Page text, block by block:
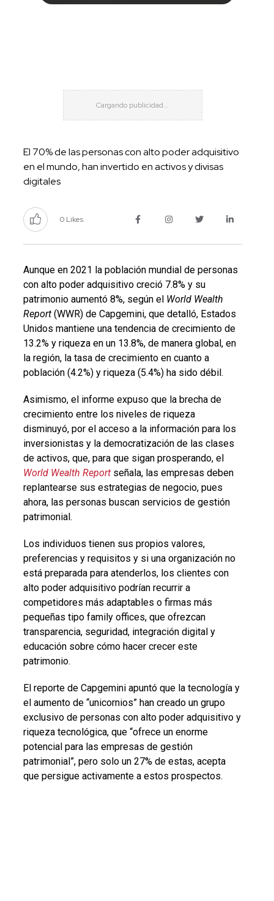
El 70% de las personas con alto poder adquisitivo
en el mundo, han invertido en activos y divisas
digitales
0 Likes
Aunque en 2021 la población mundial de personas
con alto poder adquisitivo creció 7.8% y su
patrimonio aumentó 8%, según el World Wealth
Report(WWR) de Capgemini, que detalló, Estados
Unidos mantiene una tendencia de crecimiento de
13.2% y riqueza en un 13.8%, de manera global, en
la región, la tasa de crecimiento en cuanto a
población (4.2%) y riqueza (5.4%) ha sido débil.
Asimismo, el informe expuso que la brecha de
crecimiento entre los niveles de riqueza
disminuyó, por el acceso a la información para los
inversionistas y la democratización de las clases
de activos, que, para que sigan prosperando, el
World Wealth Reportseñala, las empresas deben
replantearse sus estrategias de negocio, pues
ahora, las personas buscan servicios de gestión
patrimonial.
Los individuos tienen sus propios valores,
preferencias y requisitos y si una organización no
está preparada para atenderlos, los clientes con
alto poder adquisitivo podrían recurrir a
competidores más adaptables o firmas más
pequeñas tipo family offices, que ofrezcan
transparencia, seguridad, integración digital y
educación sobre cómo hacer crecer este
patrimonio.
El reporte de Capgemini apuntó que la tecnología y
el aumento de “unicornios” han creado un grupo
exclusivo de personas con alto poder adquisitivo y
riqueza tecnológica, que “ofrece un enorme
potencial para las empresas de gestión
patrimonial”, pero solo un 27% de estas, acepta
que persigue activamente a estos prospectos.